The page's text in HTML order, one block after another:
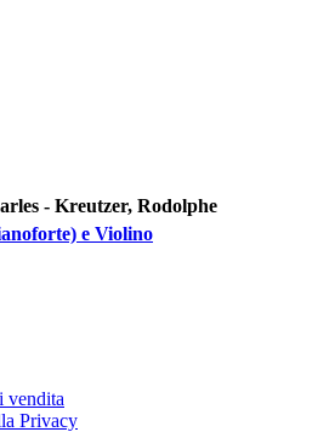
- Kreutzer, Rodolphe
e Violino
vendita
Privacy